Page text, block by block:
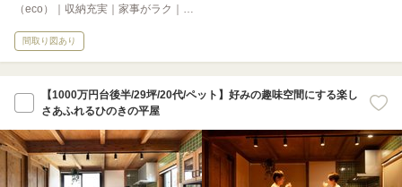
（eco）｜収納充実｜家事がラク｜…
間取り図あり
【1000万円台後半/29坪/20代/ペット】好みの趣味空間にする楽し
さあふれるひのきの平屋